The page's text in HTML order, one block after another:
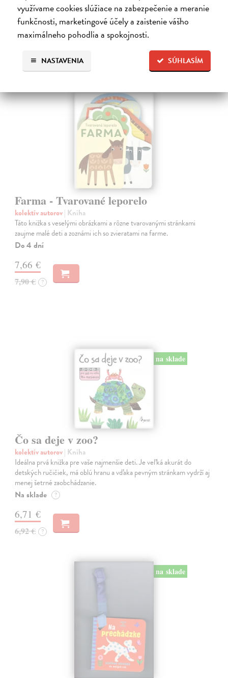
využívame cookies slúžiace na zabezpečenie a meranie
funkčnosti, marketingové účely a zaistenie vášho
maximálneho pohodlia a spokojnosti.
SÚHLASÍM
NASTAVENIA
Do 4 dní
7,66 €
Farma - Tvarované leporelo
kolektív autorov| Kniha
Táto knižka s veselými obrázkami a rôzne tvarovanými stránkami
zaujme malé deti a zoznámi ich so zvieratami na farme.
Do 4 dní
7,66 €
7,90 € ?
na sklade
Čo sa deje v zoo?
kolektív autorov| Kniha
Ideálna prvá knižka pre vaše najmenšie deti. Je veľká akurát do
detských ručičiek, má oblú hranu a vďaka pevným stránkam vydrží aj
menej šetrné zaobchádzanie.
Na sklade ?
6,71 €
6,92 € ?
na sklade